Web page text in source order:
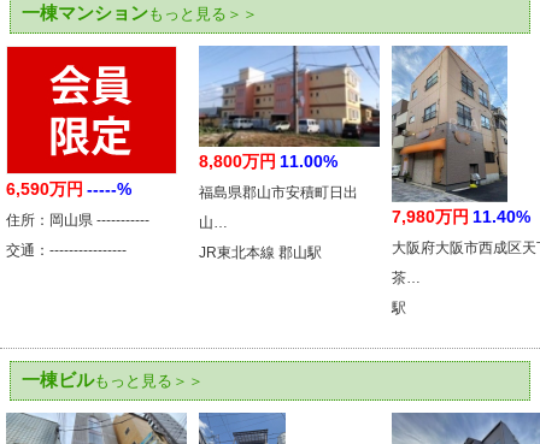
一棟マンションもっと見る＞＞
6,590万円 -----%
住所：岡山県 -----------
交通：----------------
8,800万円 11.00%
福島県郡山市安積町日出
山…
JR東北本線 郡山駅
7,980万円 11.40%
大阪府大阪市西成区天
茶…
駅
一棟ビルもっと見る＞＞